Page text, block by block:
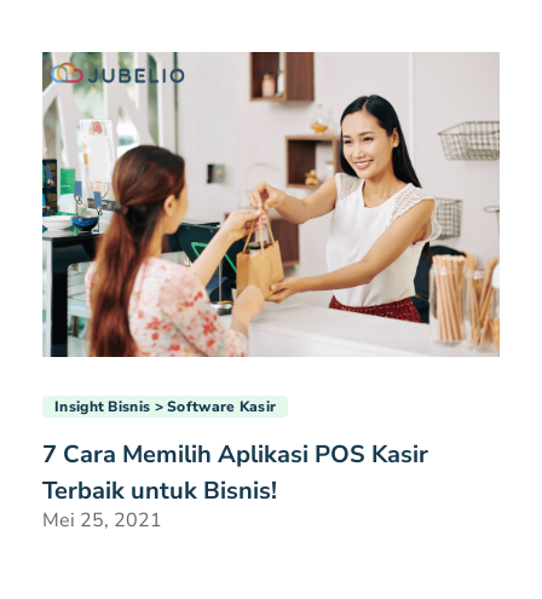
Insight Bisnis Software Kasir
7 Cara Memilih Aplikasi POS Kasir
Terbaik untuk Bisnis!
Mei 25, 2021